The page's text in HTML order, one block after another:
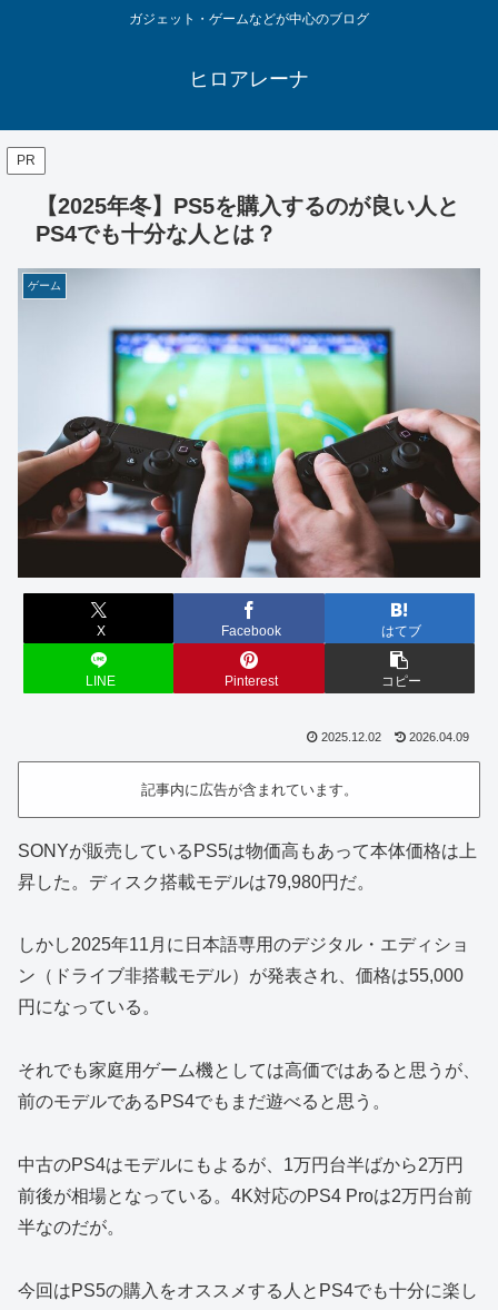
ガジェット・ゲームなどが中心のブログ
ヒロアレーナ
PR
【2025年冬】PS5を購入するのが良い人と
PS4でも十分な人とは？
ゲーム
X Facebook はてブ
LINE Pinterest コピー
2025.12.02 2026.04.09
記事内に広告が含まれています。
SONYが販売しているPS5は物価高もあって本体価格は上
昇した。ディスク搭載モデルは79,980円だ。
しかし2025年11月に日本語専用のデジタル・エディショ
ン（ドライブ非搭載モデル）が発表され、価格は55,000
円になっている。
それでも家庭用ゲーム機としては高価ではあると思うが、
前のモデルであるPS4でもまだ遊べると思う。
中古のPS4はモデルにもよるが、1万円台半ばから2万円
前後が相場となっている。4K対応のPS4 Proは2万円台前
半なのだが。
今回はPS5の購入をオススメする人とPS4でも十分に楽し